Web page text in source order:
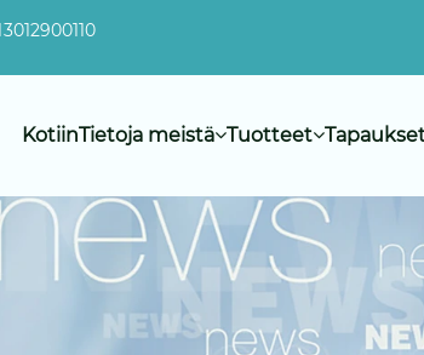
KotiinTietoja meistä Tuotteet